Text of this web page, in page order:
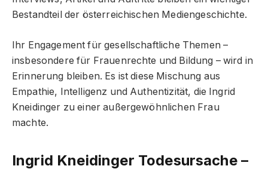
Bestandteil der österreichischen Mediengeschichte.
Ihr Engagement für gesellschaftliche Themen –
insbesondere für Frauenrechte und Bildung – wird in
Erinnerung bleiben. Es ist diese Mischung aus
Empathie, Intelligenz und Authentizität, die Ingrid
Kneidinger zu einer außergewöhnlichen Frau
machte.
Ingrid Kneidinger Todesursache –